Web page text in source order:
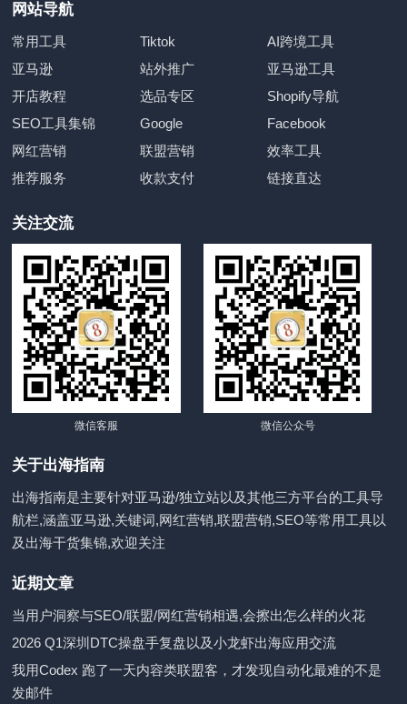
网站导航
常用工具 Tiktok
AI跨境工具
亚马逊
站外推广
亚马逊工具
开店教程
选品专区
Shopify导航
SEO工具集锦
Google
Facebook
网红营销
联盟营销
效率工具
推荐服务
收款支付 链接直达
关注交流
微信客服 微信公众号
关于出海指南
出海指南是主要针对亚马逊/独立站以及其他三方平台的工具导
航栏,涵盖亚马逊,关键词,网红营销,联盟营销,SEO等常用工具以
及出海干货集锦,欢迎关注
近期文章
当用户洞察与SEO/联盟/网红营销相遇,会擦出怎么样的火花
2026 Q1深圳DTC操盘手复盘以及小龙虾出海应用交流
我用Codex 跑了一天内容类联盟客，才发现自动化最难的不是
发邮件